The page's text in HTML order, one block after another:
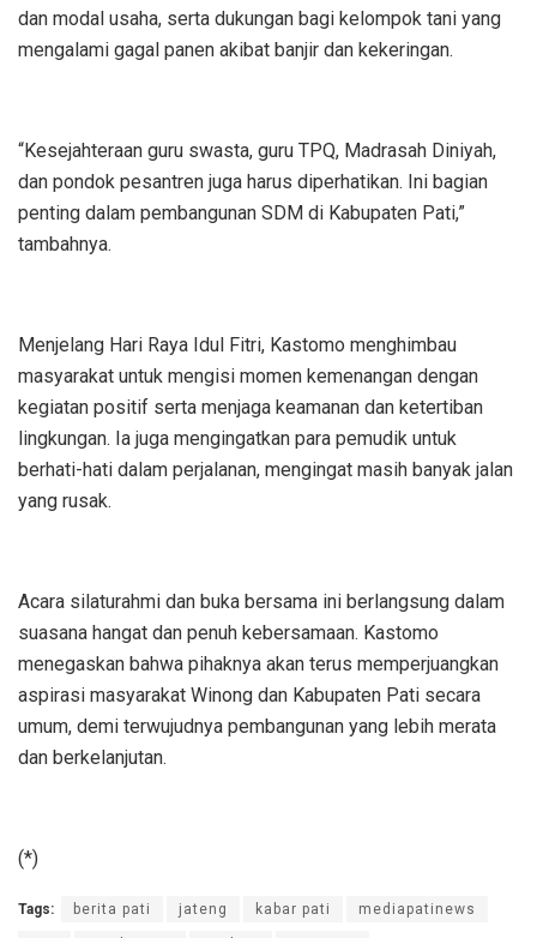
dan modal usaha, serta dukungan bagi kelompok tani yang
mengalami gagal panen akibat banjir dan kekeringan.
“Kesejahteraan guru swasta, guru TPQ, Madrasah Diniyah,
dan pondok pesantren juga harus diperhatikan. Ini bagian
penting dalam pembangunan SDM di Kabupaten Pati,”
tambahnya.
Menjelang Hari Raya Idul Fitri, Kastomo menghimbau
masyarakat untuk mengisi momen kemenangan dengan
kegiatan positif serta menjaga keamanan dan ketertiban
lingkungan. Ia juga mengingatkan para pemudik untuk
berhati-hati dalam perjalanan, mengingat masih banyak jalan
yang rusak.
Acara silaturahmi dan buka bersama ini berlangsung dalam
suasana hangat dan penuh kebersamaan. Kastomo
menegaskan bahwa pihaknya akan terus memperjuangkan
aspirasi masyarakat Winong dan Kabupaten Pati secara
umum, demi terwujudnya pembangunan yang lebih merata
dan berkelanjutan.
(*)
Tags: berita pati jateng kabar pati mediapatinews